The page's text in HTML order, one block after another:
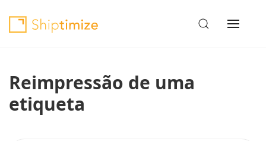
Reimpressão de uma
etiqueta